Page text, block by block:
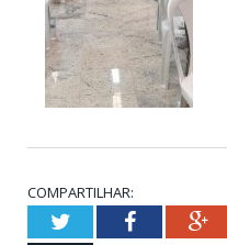
COMPARTILHAR:
TwitterFacebook